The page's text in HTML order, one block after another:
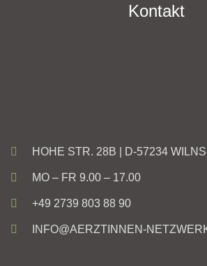
Kontakt
HOHE STR. 28B | D-57234
MO – FR 9.00 – 17.00
+49 2739 803 88 90
INFO@AERZTINNEN-